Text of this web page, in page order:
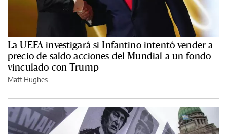
La UEFA investigará si Infantino intentó vender a
precio de saldo acciones del Mundial a un fondo
vinculado con Trump
Matt Hughes